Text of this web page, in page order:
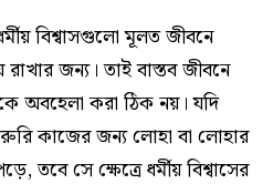
বিশ্বাসগুলো মূলত জীবনে
জন্য। তাই বাস্তব জীবনে
অবহেলা করা ঠিক নয়। যদি
কাজের জন্য লোহা বা লোহার
তবে সে ক্ষেত্রে ধর্মীয় বিশ্বাসের